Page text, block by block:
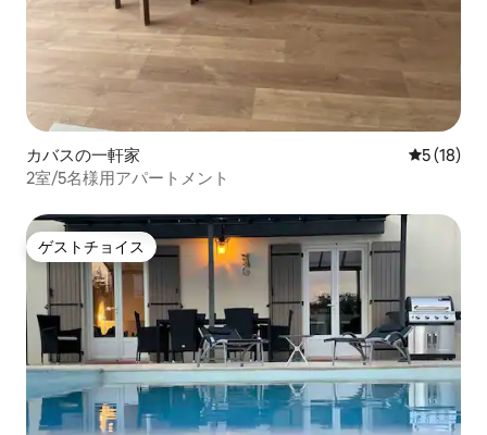
カバスの一軒家 レビュー
5 (18)
2室/5名様用アパートメント
ゲストチョイス
ゲストチョイス